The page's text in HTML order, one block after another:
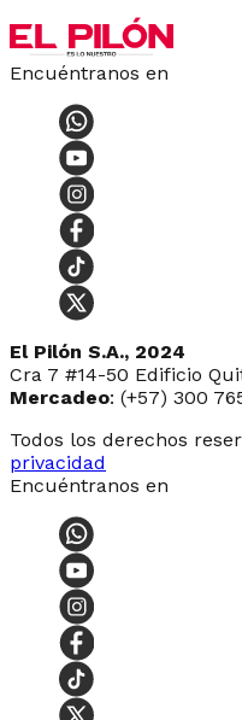
Encuéntranos en
El Pilón S.A., 2024
Cra 7 #14-50 Edificio
Mercadeo: (+57) 300
Todos los derechos
privacidad
Encuéntranos en